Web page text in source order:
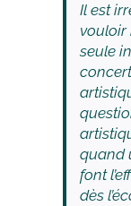
Il est
vouloir
seule
quand
font
dès